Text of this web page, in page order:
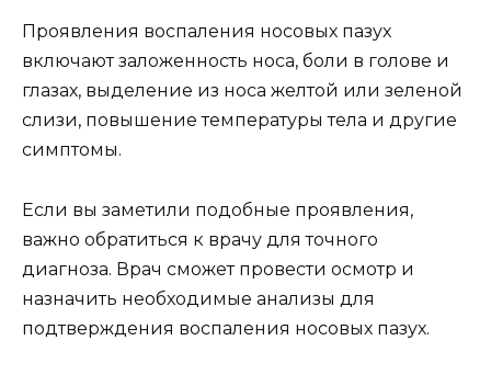
Проявления воспаления носовых пазух
включают заложенность носа, боли в голове и
глазах, выделение из носа желтой или зеленой
слизи, повышение температуры тела и другие
симптомы.
Если вы заметили подобные проявления,
важно обратиться к врачу для точного
диагноза. Врач сможет провести осмотр и
назначить необходимые анализы для
подтверждения воспаления носовых пазух.